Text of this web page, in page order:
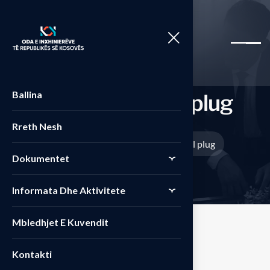
Ballina
Rreth Nesh
Dokumentet
Informata Dhe Aktivitete
Mbledhjet E Kuvendit
Kontakti
Multifunctiona plug
Home>Produkte>Multifunctional plug